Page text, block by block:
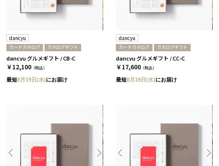
dancyu
カードカタログ カタログギフト
dancyu グルメギフト / CB-C
￥12,100 （税込）
最短8月19日(水)にお届け
dancyu
カードカタログ カタログギフト
dancyu グルメギフト / CC-C
￥17,600 （税込）
最短8月19日(水)にお届け